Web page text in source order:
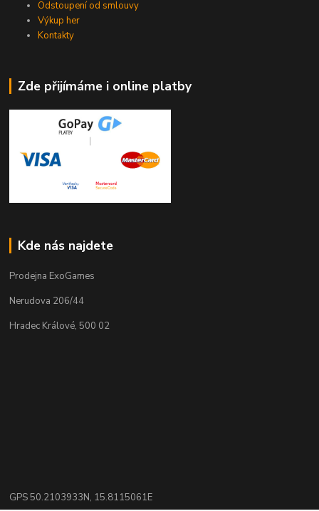
Odstoupení od smlouvy
Výkup her
Kontakty
Zde přijímáme i online platby
Kde nás najdete
Prodejna ExoGames
Nerudova 206/44
Hradec Králové, 500 02
GPS 50.2103933N, 15.8115061E